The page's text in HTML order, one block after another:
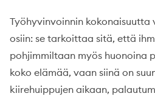
Työhyvinvoinnin
osiin: se tarkoittaa sitä, että
pohjimmiltaan myös huonoina
koko elämää, vaan siinä on
kiirehuippujen aikaan,